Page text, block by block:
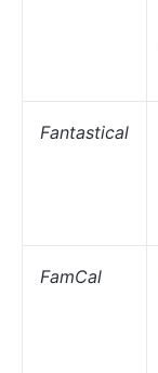
Fantastical
FamCal